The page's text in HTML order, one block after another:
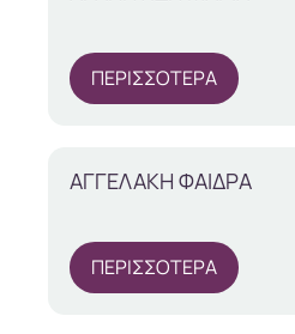
ΠΕΡΙΣΣΟΤΕΡΑ
ΑΓΓΕΛΑΚΗ ΦΑΙΔΡΑ
ΠΕΡΙΣΣΟΤΕΡΑ